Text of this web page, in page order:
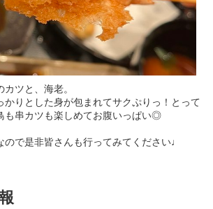
ツと、海老。
かりとした身が包まれてサクぷりっ！とって
も串カツも楽しめてお腹いっぱい◎
ので是非皆さんも行ってみてください♩